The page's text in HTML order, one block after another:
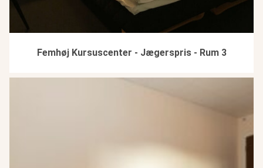
Femhøj Kursuscenter - Jægerspris - Rum 3